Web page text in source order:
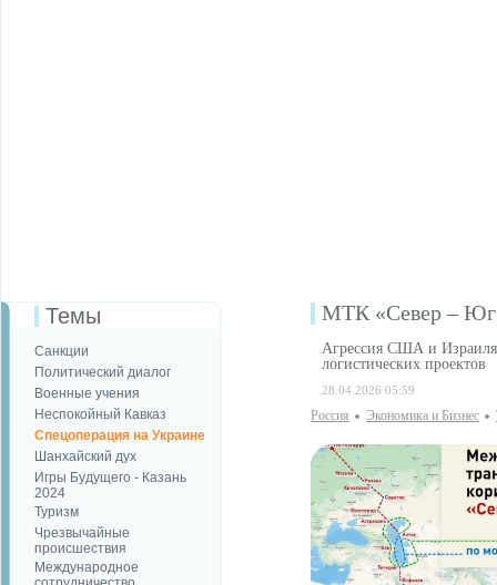
Темы
Санкции
Политический диалог
Военные учения
Неспокойный Кавказ
Спецоперация на Украине
Шанхайский дух
Игры Будущего - Казань
2024
Туризм
Чрезвычайные
происшествия
Международное
сотрудничество
МТК «Север –
Агрессия США и Израиля
логистических проектов
28.04.2026 05:59
Россия Экономика и Бизнес